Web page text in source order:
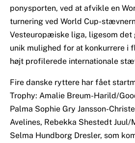
ponysporten, ved at afvikle en
turnering ved World Cup-
Vesteuropæiske liga, ligesom det
unik mulighed for at konkurrere i
højt profilerede internationale
Fire danske ryttere har fået
Trophy: Amalie Breum-Harild/
Palma Sophie Gry Jansson-
Avelines, Rebekka Shestedt Juul/
Selma Hundborg Dresler, som